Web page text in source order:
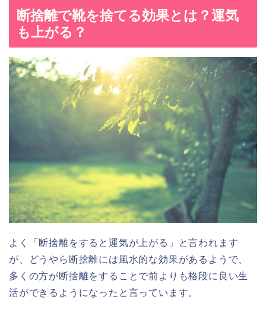
断捨離で靴を捨てる効果とは？運気
も上がる？
よく「断捨離をすると運気が上がる」と言われます
が、どうやら断捨離には風水的な効果があるようで、
多くの方が断捨離をすることで前よりも格段に良い生
活ができるようになったと言っています。